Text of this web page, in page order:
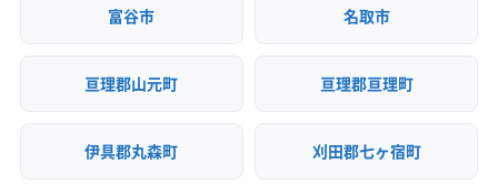
富谷市 名取市
亘理郡山元町 亘理郡亘理町
伊具郡丸森町 刈田郡七ヶ宿町